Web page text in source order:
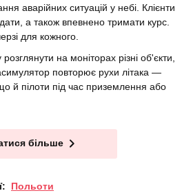
аварійних ситуацій у небі. Клієнти
а також впевнено тримати курс.
для кожного.
розглянути на моніторах різні об'єкти,
повторює рухи літака —
й пілоти під час приземлення або
більше
Польоти